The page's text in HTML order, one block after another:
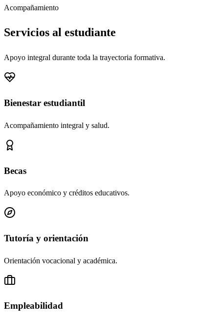
Acompañamiento
Servicios al estudiante
Apoyo integral durante toda la trayectoria formativa.
Bienestar estudiantil
Acompañamiento integral y salud.
Becas
Apoyo económico y créditos educativos.
Tutoría y orientación
Orientación vocacional y académica.
Empleabilidad